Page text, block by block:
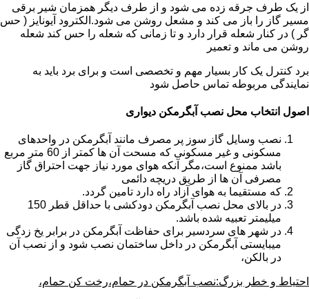
از یک طرف جرقه زده می شود و از طرف دیگر همزمان شیر برقی
مسیر گاز را باز می کند و مشعل روشن می شود.الکترود آیونایز ( حس
گر ) در کنار شعله قرار دارد و تا زمانی که شعله را حس کند شعله
روشن می ماند و تعمیر
برد کنترل یک کار بسیار مهم و تخصصی است و برای برد باید به
نمایندگی مربوطه تماس حاصل شود
اصول انتخاب محل نصب آبگرمکن دیواری
نصب وسایل گاز سوز پر مصرف مانند آبگرمکن در واحدهای
مسکونی و غیر مسکونی که مسحت آن ها کمتر از 60 متر مربع
باشد ممنوع است،مگر آنکه هوای مورد نیاز جهت احتراق گاز
مصرفی آن ها از طریق دریچه دائمی
که مستقیما به هوای آزاد راه دارد تامین گردد.
در بالای محل نصب آبگرمکن دودکشی با حداقل قطر 150
میلیمتر تعبیه شده باشد.
در شهر های سردسیر برای حفاظت آبگرمکن در برابر یخ زدگی
میبایستی آبگرمکن در داخل ساختمان نصب شود و از نصب آن
در بالکن،
احتیاط و خطر بزرگ:نصب آبگرمکن در حمام،رخت کن حمام،